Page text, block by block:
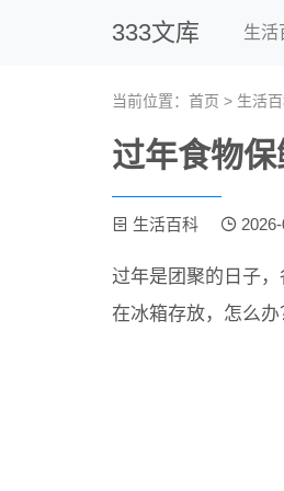
333文库 生活
当前位置： 首页 > 生活
过年食物
生活百科
过年是团聚的日子
在冰箱存放，怎么办